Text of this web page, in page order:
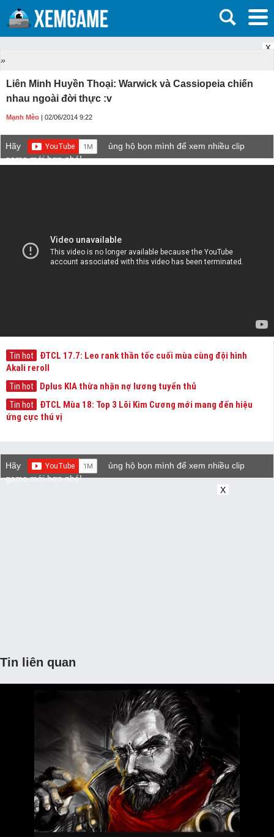
X
»
Liên Minh Huyền Thoại: Warwick và Cassiopeia chiến
nhau ngoài đời thực :v
Mạnh Mèo | 02/06/2014 9:22
Hãy
ủng hộ bọn mình để xem nhiều clip
game mới hơn nhé!
Tin hot
ĐTCL 17.7: Leo rank thần tốc cuối mùa cùng đội hình
Akali reroll
Tin hot Dplus KIA thừa nhận nợ lương tuyển thủ
Tin hot
ĐTCL Mùa 18: Top 3 Lõi Kim Cương mới mang đến hiệu
ứng cực thú vị
Hãy
ủng hộ bọn mình để xem nhiều clip
game mới hơn nhé!
X
Tin liên quan